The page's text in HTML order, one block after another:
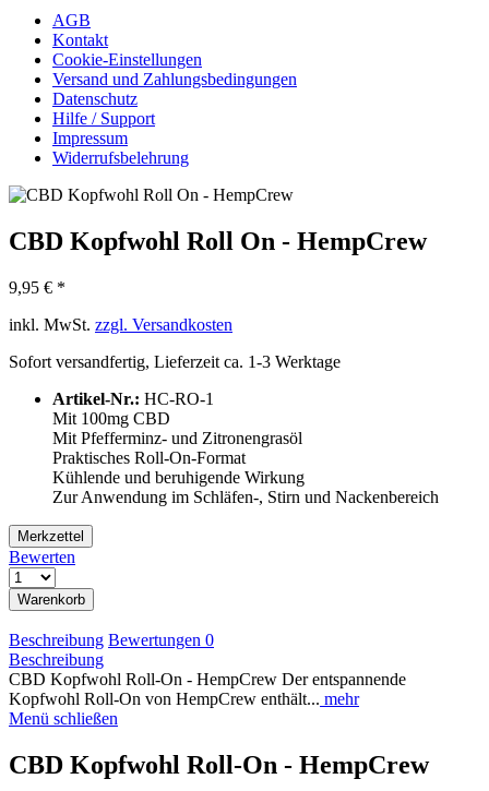
AGB
Kontakt
Cookie-Einstellungen
Versand und Zahlungsbedingungen
Datenschutz
Hilfe / Support
Impressum
Widerrufsbelehrung
CBD Kopfwohl Roll On - HempCrew
9,95 € *
inkl. MwSt. zzgl. Versandkosten
Sofort versandfertig, Lieferzeit ca. 1-3 Werktage
Artikel-Nr.: HC-RO-1
Mit 100mg CBD
Mit Pfefferminz- und Zitronengrasöl
Praktisches Roll-On-Format
Kühlende und beruhigende Wirkung
Zur Anwendung im Schläfen-, Stirn und Nackenbereich
Merkzettel
Bewerten
Warenkorb
Beschreibung Bewertungen 0
Beschreibung
CBD Kopfwohl Roll-On - HempCrew Der entspannende
Kopfwohl Roll-On von HempCrew enthält... mehr
Menü schließen
CBD Kopfwohl Roll-On - HempCrew